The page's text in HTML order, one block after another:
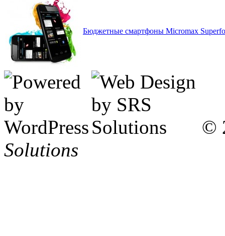
Бюджетные смартфоны Micromax
©
Solutions